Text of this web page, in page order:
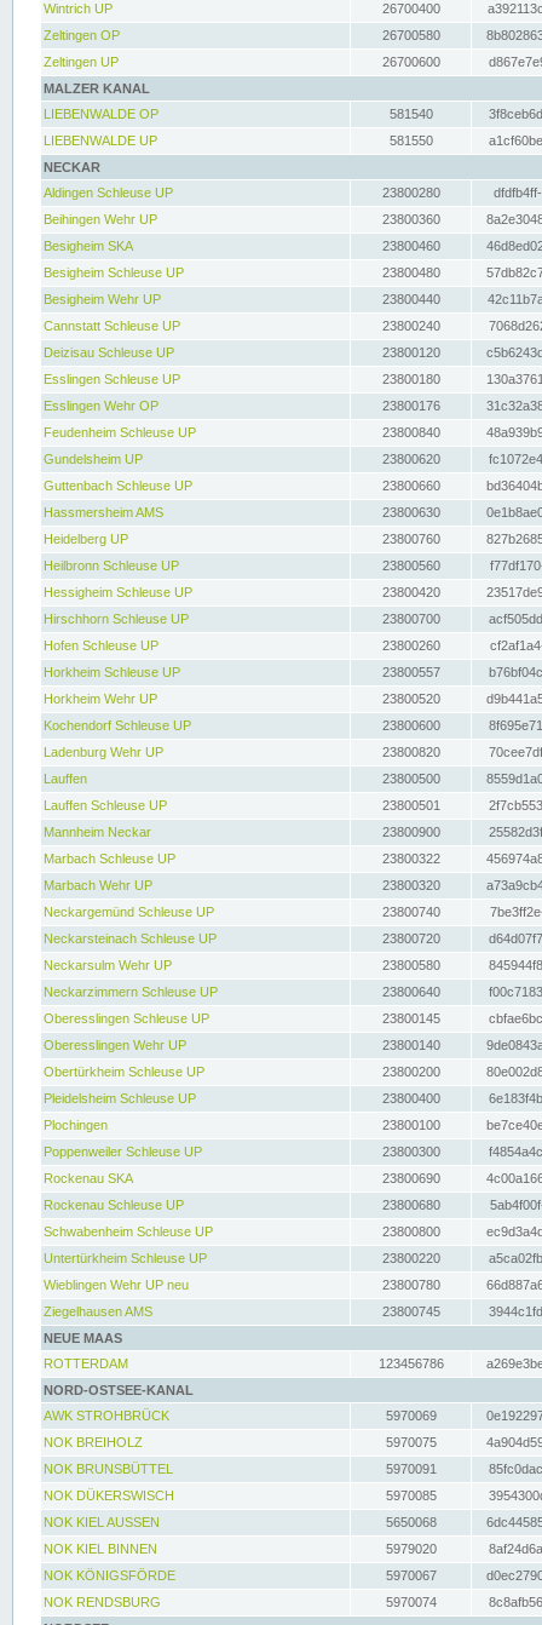
Wintrich UP
26700400
Zeltingen OP
26700580
Zeltingen UP
26700600
MALZER KANAL
LIEBENWALDE OP
581540
LIEBENWALDE UP
581550
NECKAR
Aldingen Schleuse UP
23800280
Beihingen Wehr UP
23800360
Besigheim SKA
23800460
Besigheim Schleuse UP
23800480
Besigheim Wehr UP
23800440
Cannstatt Schleuse UP
23800240
Deizisau Schleuse UP
23800120
Esslingen Schleuse UP
23800180
Esslingen Wehr OP
23800176
Feudenheim Schleuse UP
23800840
Gundelsheim UP
23800620
Guttenbach Schleuse UP
23800660
Hassmersheim AMS
23800630
Heidelberg UP
23800760
Heilbronn Schleuse UP
23800560
Hessigheim Schleuse UP
23800420
Hirschhorn Schleuse UP
23800700
Hofen Schleuse UP
23800260
Horkheim Schleuse UP
23800557
Horkheim Wehr UP
23800520
Kochendorf Schleuse UP
23800600
Ladenburg Wehr UP
23800820
Lauffen
23800500
Lauffen Schleuse UP
23800501
Mannheim Neckar
23800900
Marbach Schleuse UP
23800322
Marbach Wehr UP
23800320
Neckargemünd Schleuse UP
23800740
Neckarsteinach Schleuse UP
23800720
Neckarsulm Wehr UP
23800580
Neckarzimmern Schleuse UP
23800640
Oberesslingen Schleuse UP
23800145
Oberesslingen Wehr UP
23800140
Obertürkheim Schleuse UP
23800200
Pleidelsheim Schleuse UP
23800400
Plochingen
23800100
Poppenweiler Schleuse UP
23800300
Rockenau SKA
23800690
Rockenau Schleuse UP
23800680
Schwabenheim Schleuse UP
23800800
Untertürkheim Schleuse UP
23800220
Wieblingen Wehr UP neu
23800780
Ziegelhausen AMS
23800745
NEUE MAAS
ROTTERDAM
123456786
NORD-OSTSEE-KANAL
AWK STROHBRÜCK
5970069
NOK BREIHOLZ
5970075
NOK BRUNSBÜTTEL
5970091
NOK DÜKERSWISCH
5970085
NOK KIEL AUSSEN
5650068
NOK KIEL BINNEN
5979020
NOK KÖNIGSFÖRDE
5970067
NOK RENDSBURG
5970074